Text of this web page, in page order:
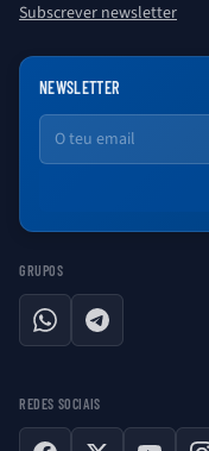
Subscrever newsletter
NEWSLETTER
Email
GRUPOS
WhatsAppTelegram
REDES SOCIAIS